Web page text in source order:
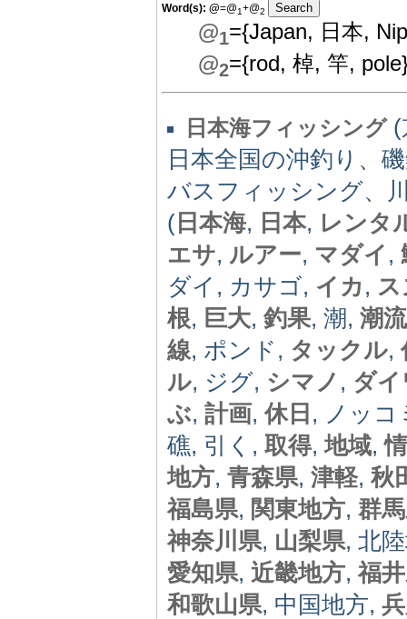
Word(s): @=@1+@2
@1={Japan, 日本,
@2={rod, 棹, 竿,
日本海フィッシング(
日本全国の沖釣り、
バスフィッシング、
( 日本海, 日本, レンタ
エサ, ルアー, マダイ ,
ダイ, カサゴ, イカ ,
根, 巨大, 釣果, 潮, 潮流
線, ポンド, タックル,
ル, ジグ, シマノ , ダ
ぶ, 計画,休日 , ノッ
礁, 引く, 取得,地域,
地方, 青森県, 津軽, 秋
福島県, 関東地方, 群
神奈川県, 山梨県, 北
愛知県, 近畿地方,福
和歌山県, 中国地方,